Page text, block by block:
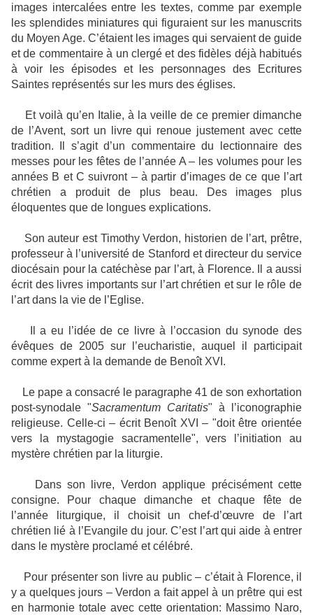
images intercalées entre les textes, comme par exemple
les splendides miniatures qui figuraient sur les manuscrits
du Moyen Age. C’étaient les images qui servaient de guide
et de commentaire à un clergé et des fidèles déjà habitués
à voir les épisodes et les personnages des Ecritures
Saintes représentés sur les murs des églises.
Et voilà qu’en Italie, à la veille de ce premier dimanche
de l’Avent, sort un livre qui renoue justement avec cette
tradition. Il s’agit d’un commentaire du lectionnaire des
messes pour les fêtes de l’année A – les volumes pour les
années B et C suivront – à partir d’images de ce que l’art
chrétien a produit de plus beau. Des images plus
éloquentes que de longues explications.
Son auteur est Timothy Verdon, historien de l’art, prêtre,
professeur à l’université de Stanford et directeur du service
diocésain pour la catéchèse par l’art, à Florence. Il a aussi
écrit des livres importants sur l’art chrétien et sur le rôle de
l’art dans la vie de l’Eglise.
Il a eu l’idée de ce livre à l’occasion du synode des
évêques de 2005 sur l’eucharistie, auquel il participait
comme expert à la demande de Benoît XVI.
Le pape a consacré le paragraphe 41 de son exhortation
post-synodale "Sacramentum Caritatis" à l’iconographie
religieuse. Celle-ci – écrit Benoît XVI – "doit être orientée
vers la mystagogie sacramentelle", vers l’initiation au
mystère chrétien par la liturgie.
Dans son livre, Verdon applique précisément cette
consigne. Pour chaque dimanche et chaque fête de
l’année liturgique, il choisit un chef-d’œuvre de l’art
chrétien lié à l’Evangile du jour. C’est l’art qui aide à entrer
dans le mystère proclamé et célébré.
Pour présenter son livre au public – c’était à Florence, il
y a quelques jours – Verdon a fait appel à un prêtre qui est
en harmonie totale avec cette orientation: Massimo Naro,